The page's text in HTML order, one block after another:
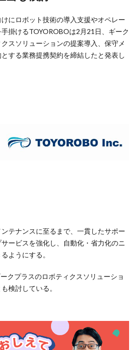
にロボット技術の導入支援やオペレー
掛けるTOYOROBOは2月21日、ギーク
スソリューションの提案導入、保守メ
する業務提携契約を締結したと発表し
テナンスに至るまで、一貫したサポー
ービスを強化し、自動化・省力化のニ
ようにする。
クプラスのロボティクスソリューショ
検討している。